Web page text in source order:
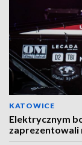
KATOWICE
Elektrycznym
zaprezentowali